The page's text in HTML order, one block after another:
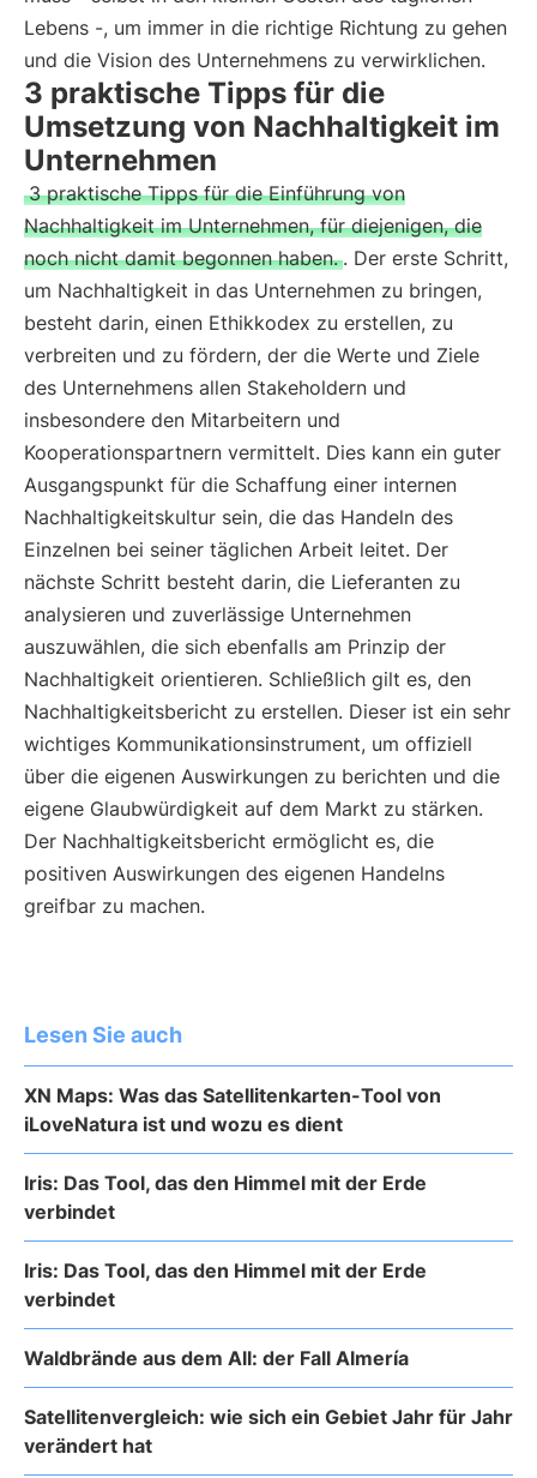
Lebens -, um immer in die richtige Richtung zu gehen
und die Vision des Unternehmens zu verwirklichen.
3 praktische Tipps für die
Umsetzung von Nachhaltigkeit im
Unternehmen
3 praktische Tipps für die Einführung von
Nachhaltigkeit im Unternehmen, für diejenigen, die
noch nicht damit begonnen haben. . Der erste Schritt,
um Nachhaltigkeit in das Unternehmen zu bringen,
besteht darin, einen Ethikkodex zu erstellen, zu
verbreiten und zu fördern, der die Werte und Ziele
des Unternehmens allen Stakeholdern und
insbesondere den Mitarbeitern und
Kooperationspartnern vermittelt. Dies kann ein guter
Ausgangspunkt für die Schaffung einer internen
Nachhaltigkeitskultur sein, die das Handeln des
Einzelnen bei seiner täglichen Arbeit leitet. Der
nächste Schritt besteht darin, die Lieferanten zu
analysieren und zuverlässige Unternehmen
auszuwählen, die sich ebenfalls am Prinzip der
Nachhaltigkeit orientieren. Schließlich gilt es, den
Nachhaltigkeitsbericht zu erstellen. Dieser ist ein sehr
wichtiges Kommunikationsinstrument, um offiziell
über die eigenen Auswirkungen zu berichten und die
eigene Glaubwürdigkeit auf dem Markt zu stärken.
Der Nachhaltigkeitsbericht ermöglicht es, die
positiven Auswirkungen des eigenen Handelns
greifbar zu machen.
Lesen Sie auch
XN Maps: Was das Satellitenkarten-Tool von
iLoveNatura ist und wozu es dient
Iris: Das Tool, das den Himmel mit der Erde
verbindet
Iris: Das Tool, das den Himmel mit der Erde
verbindet
Waldbrände aus dem All: der Fall Almería
Satellitenvergleich: wie sich ein Gebiet Jahr für Jahr
verändert hat